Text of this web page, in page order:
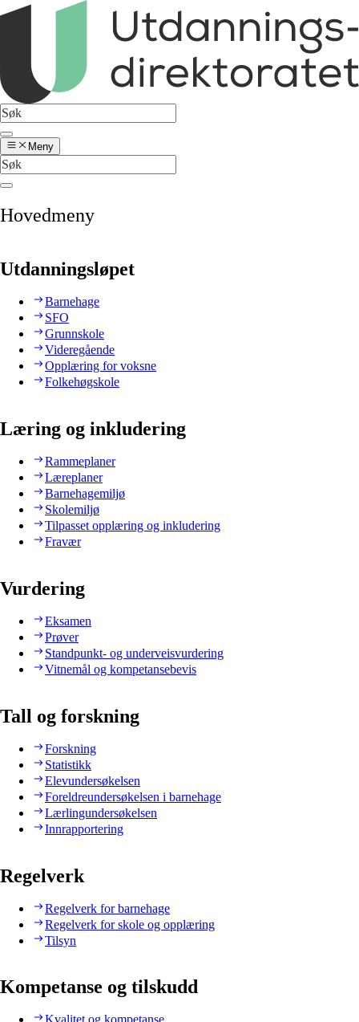
Meny
Hovedmeny
Utdanningsløpet
Barnehage
SFO
Grunnskole
Videregående
Opplæring for voksne
Folkehøgskole
Læring og inkludering
Rammeplaner
Læreplaner
Barnehagemiljø
Skolemiljø
Tilpasset opplæring og inkludering
Fravær
Vurdering
Eksamen
Prøver
Standpunkt- og underveisvurdering
Vitnemål og kompetansebevis
Tall og forskning
Forskning
Statistikk
Elevundersøkelsen
Foreldreundersøkelsen i barnehage
Lærlingundersøkelsen
Innrapportering
Regelverk
Regelverk for barnehage
Regelverk for skole og opplæring
Tilsyn
Kompetanse og tilskudd